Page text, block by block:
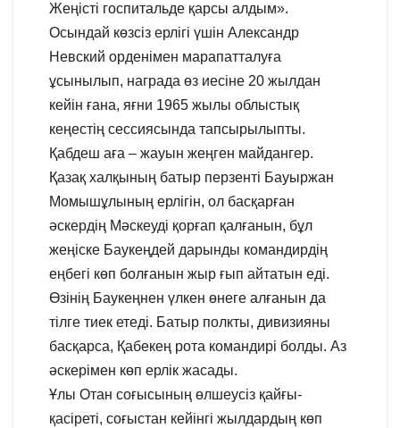
Жеңісті госпитальде қарсы алдым».
Осындай көзсіз ерлігі үшін Александр
Невский орденімен марапатталуға
ұсынылып, награда өз иесіне 20 жылдан
кейін ғана, яғни 1965 жылы облыстық
кеңестің сессиясында тапсырылыпты.
Қабдеш аға – жауын жеңген майдангер.
Қазақ халқының батыр перзенті Бауыржан
Момышұлының ерлігін, ол басқарған
әскердің Мәскеуді қорғап қалғанын, бұл
жеңіске Баукеңдей дарынды командирдің
еңбегі көп болғанын жыр ғып айтатын еді.
Өзінің Баукеңнен үлкен өнеге алғанын да
тілге тиек етеді. Батыр полкты, дивизияны
басқарса, Қабекең рота командирі болды. Аз
әскерімен көп ерлік жасады.
Ұлы Отан соғысының өлшеусіз қайғы-
қасіреті, соғыстан кейінгі жылдардың көп